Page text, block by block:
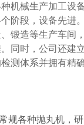
械生产加工设备
阶段，设备先进
锻造等生产车间
同时，公司还建
测体系并拥有精
规各种抛丸机，